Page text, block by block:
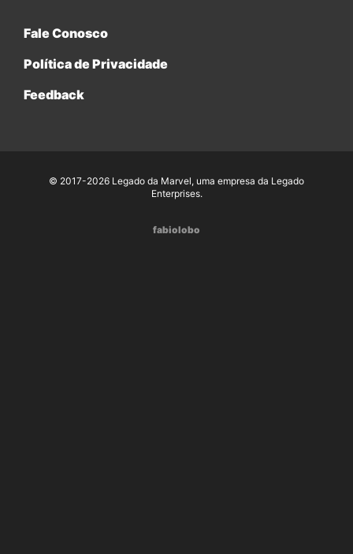
Fale Conosco
Política de Privacidade
Feedback
© 2017-2026 Legado da Marvel, uma empresa da Legado
Enterprises.
fabiolobo